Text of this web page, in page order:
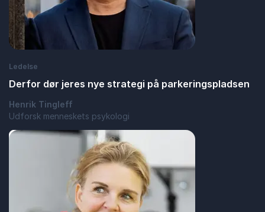
Ledelse
Derfor dør jeres nye strategi på parkeringspladsen
Henrik Tingleff
Udforsk menneskets psykologi
: Derfor dør jeres nye strategi på